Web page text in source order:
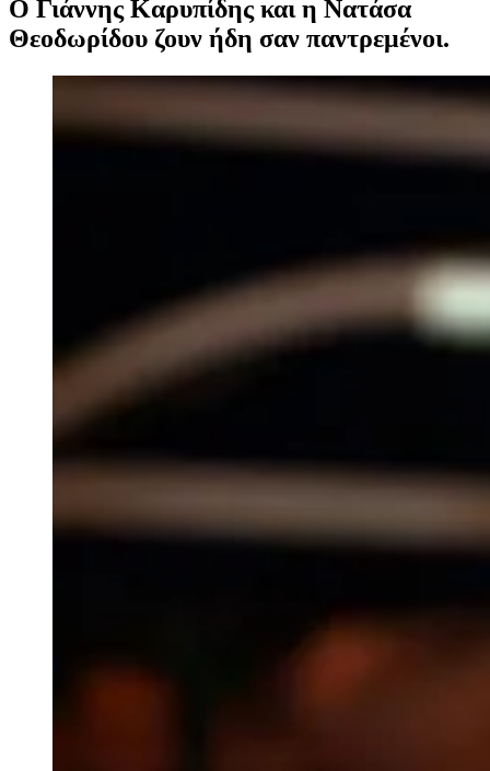
Ο Γιάννης Καρυπίδης και η Νατάσα
Θεοδωρίδου ζουν ήδη σαν παντρεμένοι.